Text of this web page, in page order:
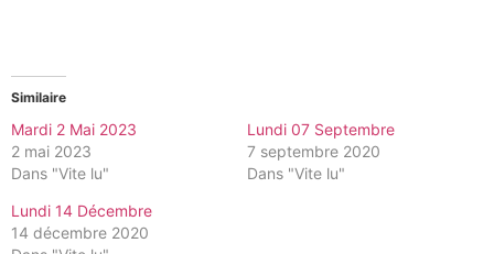
Similaire
Mardi 2 Mai 2023
2 mai 2023
Dans "Vite lu"
Lundi 07 Septembre
7 septembre 2020
Dans "Vite lu"
Lundi 14 Décembre
14 décembre 2020